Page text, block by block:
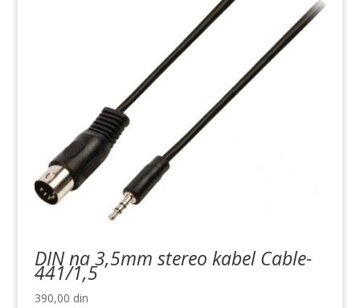
DIN na 3,5mm stereo kabel Cable-
441/1,5
390,00 din